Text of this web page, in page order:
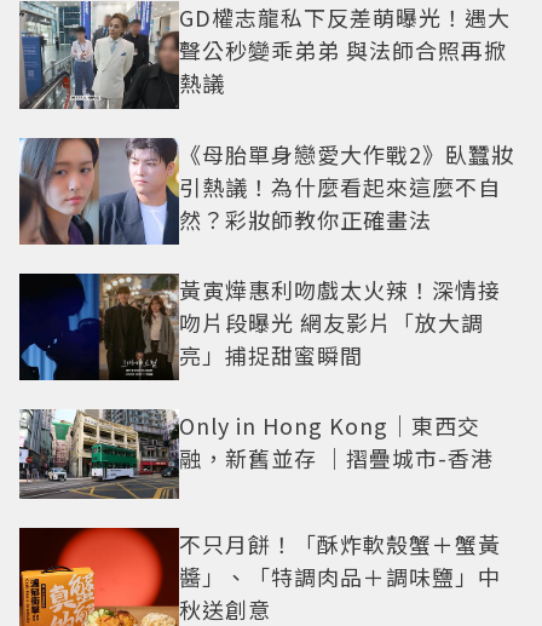
GD權志龍私下反差萌曝光！遇大
聲公秒變乖弟弟 與法師合照再掀
熱議
《母胎單身戀愛大作戰2》臥蠶妝
引熱議！為什麼看起來這麼不自
然？彩妝師教你正確畫法
黃寅燁惠利吻戲太火辣！深情接
吻片段曝光 網友影片「放大調
亮」捕捉甜蜜瞬間
Only in Hong Kong｜東西交
融，新舊並存 ｜摺疊城市-香港
不只月餅！「酥炸軟殼蟹＋蟹黃
醬」、「特調肉品＋調味鹽」中
秋送創意